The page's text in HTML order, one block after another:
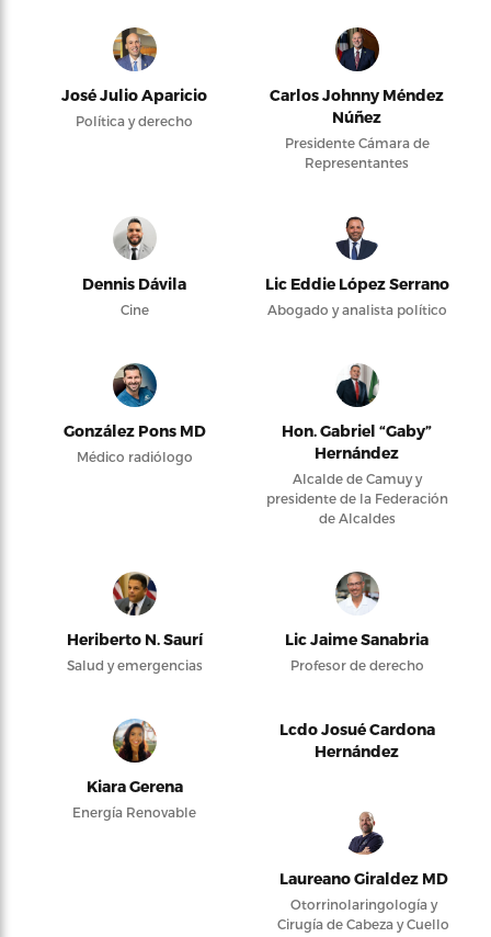
José Julio Aparicio
Política y derecho
Carlos Johnny Méndez
Núñez
Presidente Cámara de
Representantes
Dennis Dávila
Cine
Lic Eddie López Serrano
Abogado y analista político
González Pons MD
Médico radiólogo
Hon. Gabriel “Gaby”
Hernández
Alcalde de Camuy y
presidente de la Federación
de Alcaldes
Heriberto N. Saurí
Salud y emergencias
Lic Jaime Sanabria
Profesor de derecho
Kiara Gerena
Energía Renovable
Lcdo Josué Cardona
Hernández
Laureano Giraldez MD
Otorrinolaringología y
Cirugía de Cabeza y Cuello